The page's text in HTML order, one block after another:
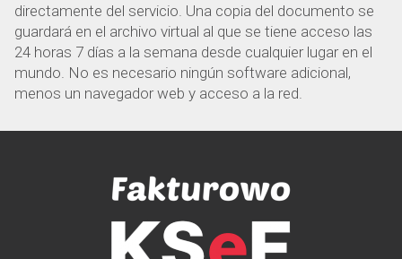
directamente del servicio. Una copia del documento se
guardará en el archivo virtual al que se tiene acceso las
24 horas 7 días a la semana desde cualquier lugar en el
mundo. No es necesario ningún software adicional,
menos un navegador web y acceso a la red.